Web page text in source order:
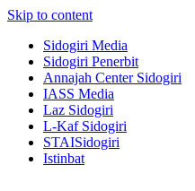
Skip to content
Sidogiri Media
Sidogiri Penerbit
Annajah Center Sidogiri
IASS Media
Laz Sidogiri
L-Kaf Sidogiri
STAISidogiri
Istinbat